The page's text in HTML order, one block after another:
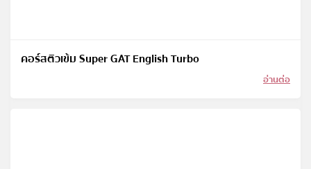
คอร์สติวเข้ม Super GAT English Turbo
อ่านต่อ